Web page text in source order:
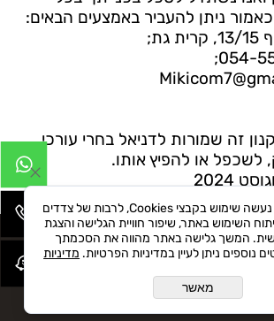
ניתן להעביר באמצעים הבאים:
054-
;
זה שמורות לדניאל בחרי עורכי
לשכפל או להפיץ אותו.
2024
J O I N O U R
N E W S L E T T E R
לידיעתך, באתרנו נעשה שימוש בקבצי Cookies, לרבות של צדדים
השימוש באתר, שיפור חוויית הגלישה והצגת
המשך גלישה באתר מהווה את הסכמתך
נוספים ניתן לעיין במדיניות הפרטיות. מדיניות
מאשר